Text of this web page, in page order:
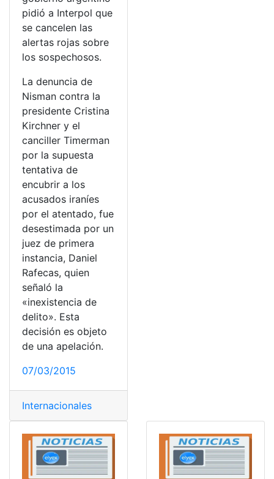
pidió a Interpol que
se cancelen las
alertas rojas sobre
los sospechosos.
La denuncia de
Nisman contra la
presidente Cristina
Kirchner y el
canciller Timerman
por la supuesta
tentativa de
encubrir a los
acusados iraníes
por el atentado, fue
desestimada por un
juez de primera
instancia, Daniel
Rafecas, quien
señaló la
«inexistencia de
delito». Esta
decisión es objeto
de una apelación.
07/03/2015
Internacionales